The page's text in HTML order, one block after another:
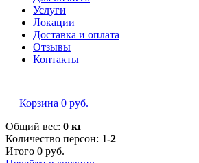
Услуги
Локации
Доставка и оплата
Отзывы
Контакты
Корзина 0 руб.
Общий вес: 0 кг
Количество персон: 1-2
Итого 0 руб.